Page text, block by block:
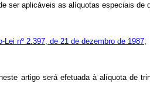
ser aplicáveis as alíquotas especiais de
Lei nº 2.397, de 21 de dezembro de 1987;
artigo será efetuada à alíquota de